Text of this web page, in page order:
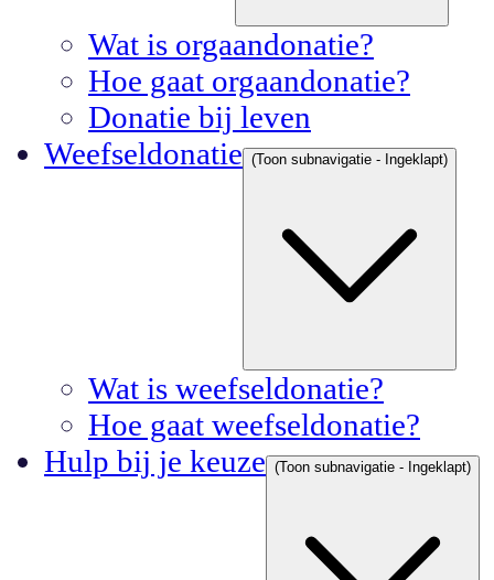
Wat is orgaandonatie?
Hoe gaat orgaandonatie?
Donatie bij leven
Weefseldonatie (Toon subnavigatie - Ingeklapt)
Wat is weefseldonatie?
Hoe gaat weefseldonatie?
Hulp bij je keuze (Toon subnavigatie - Ingeklapt)